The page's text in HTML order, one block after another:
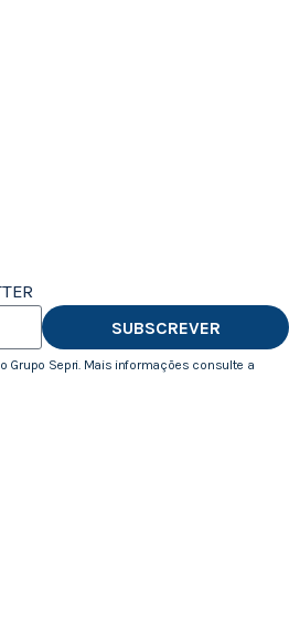
Grupo Sepri. Mais informações consulte a
SUBSCREVER